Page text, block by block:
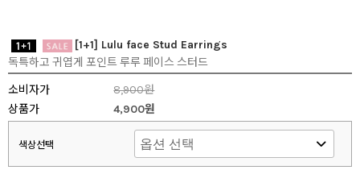
[1+1] Lulu face Stud Earrings
독특하고 귀엽게 포인트 루루 페이스 스터드
소비자가
8,900원
상품가
4,900원
색상선택